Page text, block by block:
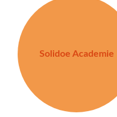
Solidoe Academie